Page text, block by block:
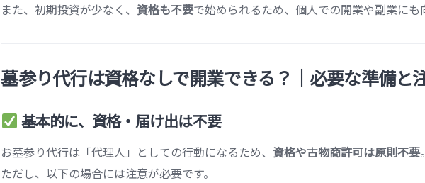
また、初期投資が少なく、資格も不要で始められるため、個人での開業や副業にも
墓参り代行は資格なしで開業できる？｜必要な準備と
基本的に、資格・届け出は不要
お墓参り代行は「代理人」としての行動になるため、資格や古物商許可は原則不要
ただし、以下の場合には注意が必要です。